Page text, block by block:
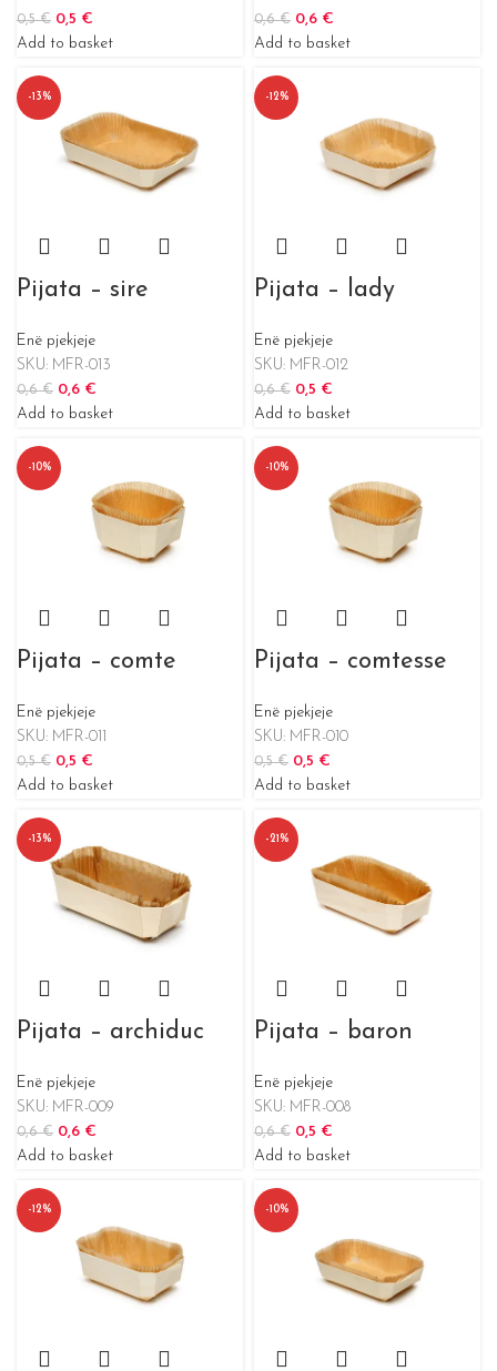
0,5€ 0,5 €
Add to basket
0,6€ 0,6 €
Add to basket
-13%
Pijata – sire
Enë pjekjeje
SKU: MFR-013
0,6€ 0,6 €
Add to basket
-12%
Pijata – lady
Enë pjekjeje
SKU: MFR-012
0,6€ 0,5 €
Add to basket
-10%
Pijata – comte
Enë pjekjeje
SKU: MFR-011
0,5€ 0,5 €
Add to basket
-10%
Pijata – comtesse
Enë pjekjeje
SKU: MFR-010
0,5€ 0,5 €
Add to basket
-13%
Pijata – archiduc
Enë pjekjeje
SKU: MFR-009
0,6€ 0,6 €
Add to basket
-21%
Pijata – baron
Enë pjekjeje
SKU: MFR-008
0,6€ 0,5 €
Add to basket
-12% -10%